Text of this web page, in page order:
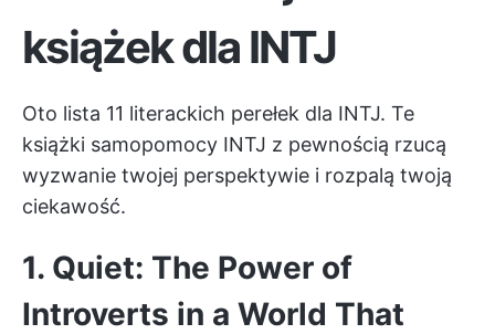
książek dla INTJ
Oto lista 11 literackich perełek dla INTJ. Te
książki samopomocy INTJ z pewnością rzucą
wyzwanie twojej perspektywie i rozpalą twoją
ciekawość.
1. Quiet: The Power of
Introverts in a World That